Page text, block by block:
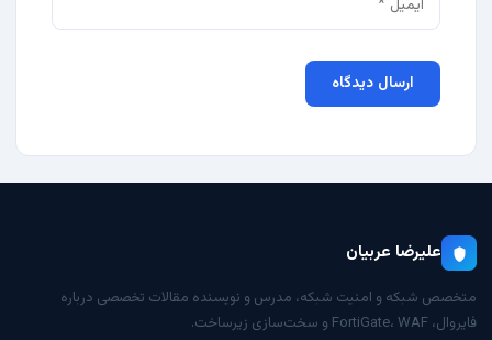
علیرضا عربیان
متخصص شبکه و امنیت شبکه، مدرس و نویسنده مقالات تخصصی درباره
فایروال، FortiGate، WAF و سخت‌سازی زیرساخت.